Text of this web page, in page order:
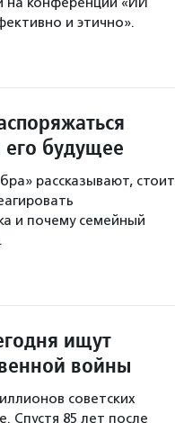
и этично».
его будущее
рассказывают, стоит
и почему семейный
ищут
войны
советских
Спустя 85 лет после